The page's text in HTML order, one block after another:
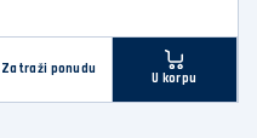
Zatraži ponudu
U korpu